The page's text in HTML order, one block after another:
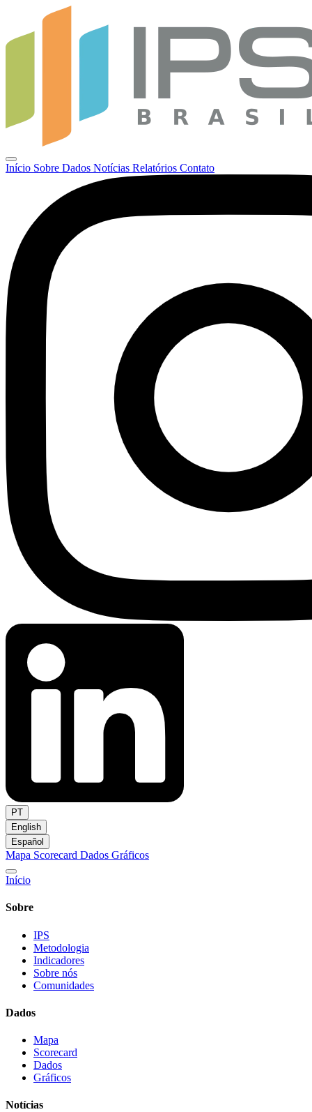
Início Sobre Dados Notícias Relatórios Contato
PT
English
Español
Mapa Scorecard Dados Gráficos
Início
Sobre
IPS
Metodologia
Indicadores
Sobre nós
Comunidades
Dados
Mapa
Scorecard
Dados
Gráficos
Notícias